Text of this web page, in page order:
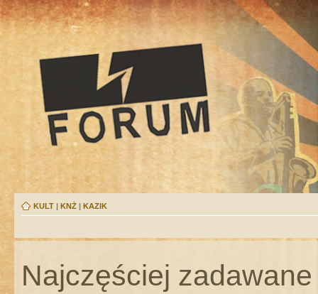
KULT | KNŻ | KAZIK
Najczęściej